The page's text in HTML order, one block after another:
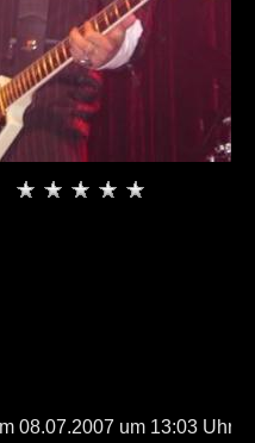
08.07.2007 um 13:03 Uhr